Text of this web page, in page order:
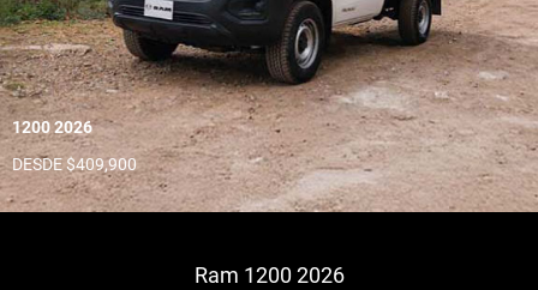
1200 2026
DESDE $409,900
Ram 1200 2026